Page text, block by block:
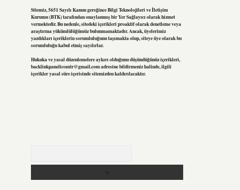
Sitemiz, 5651 Sayılı Kanun gereğince Bilgi Teknolojileri ve İletişim
Kurumu (BTK) tarafından onaylanmış bir Yer Sağlayıcı olarak hizmet
vermektedir. Bu nedenle, sitedeki içerikleri proaktif olarak denetleme veya
araştırma yükümlülüğümüz bulunmamaktadır. Ancak, üyelerimiz
yazdıkları içeriklerin sorumluluğunu taşımakta olup, siteye üye olarak bu
sorumluluğu kabul etmiş sayılırlar.
Hukuka ve yasal düzenlemelere aykırı olduğunu düşündüğünüz içerikleri,
backlinkpanelicomtr@gmail.comadresine bildirmeniz halinde, ilgili
içerikler yasal süre içerisinde sitemizden kaldırılacaktır.